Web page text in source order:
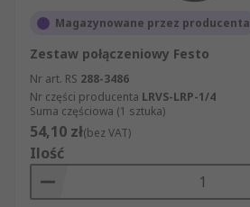
Magazynowane przez producenta
Zestaw połączeniowy Festo
Nr art. RS 288-3486
Nr części producenta LRVS-LRP-1/4
Suma częściowa (1 sztuka)
54,10 zł(bez VAT)
Ilość